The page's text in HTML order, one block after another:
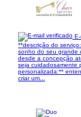
**descrição do
sonho do seu grande
desde a concepção
seja cuidadosamente
personalizada:**
criar um...